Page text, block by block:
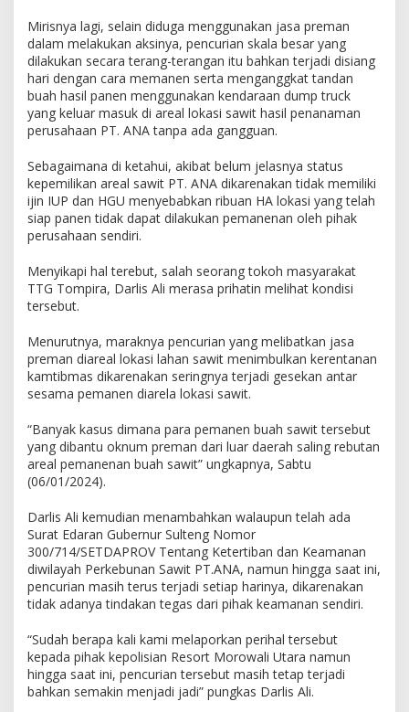
Mirisnya lagi, selain diduga menggunakan jasa preman
dalam melakukan aksinya, pencurian skala besar yang
dilakukan secara terang-terangan itu bahkan terjadi disiang
hari dengan cara memanen serta menganggkat tandan
buah hasil panen menggunakan kendaraan dump truck
yang keluar masuk di areal lokasi sawit hasil penanaman
perusahaan PT. ANA tanpa ada gangguan.
Sebagaimana di ketahui, akibat belum jelasnya status
kepemilikan areal sawit PT. ANA dikarenakan tidak memiliki
ijin IUP dan HGU menyebabkan ribuan HA lokasi yang telah
siap panen tidak dapat dilakukan pemanenan oleh pihak
perusahaan sendiri.
Menyikapi hal terebut, salah seorang tokoh masyarakat
TTG Tompira, Darlis Ali merasa prihatin melihat kondisi
tersebut.
Menurutnya, maraknya pencurian yang melibatkan jasa
preman diareal lokasi lahan sawit menimbulkan kerentanan
kamtibmas dikarenakan seringnya terjadi gesekan antar
sesama pemanen diarela lokasi sawit.
“Banyak kasus dimana para pemanen buah sawit tersebut
yang dibantu oknum preman dari luar daerah saling rebutan
areal pemanenan buah sawit” ungkapnya, Sabtu
(06/01/2024).
Darlis Ali kemudian menambahkan walaupun telah ada
Surat Edaran Gubernur Sulteng Nomor
300/714/SETDAPROV Tentang Ketertiban dan Keamanan
diwilayah Perkebunan Sawit PT.ANA, namun hingga saat ini,
pencurian masih terus terjadi setiap harinya, dikarenakan
tidak adanya tindakan tegas dari pihak keamanan sendiri.
“Sudah berapa kali kami melaporkan perihal tersebut
kepada pihak kepolisian Resort Morowali Utara namun
hingga saat ini, pencurian tersebut masih tetap terjadi
bahkan semakin menjadi jadi” pungkas Darlis Ali.